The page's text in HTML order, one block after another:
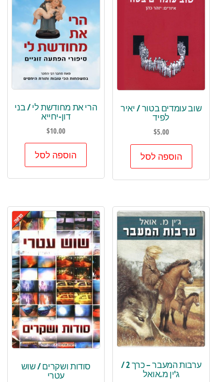
שוב עומדים בטור / יאיר
לפיד
$5.00
הוספה לסל
הרי את מחודשת לי / בני
דון-יחייא
$10.00
הוספה לסל
ערבות המעבר – כרך 2 /
ג'ין מ.אואל
סודות ושקרים / שוש
עטרי